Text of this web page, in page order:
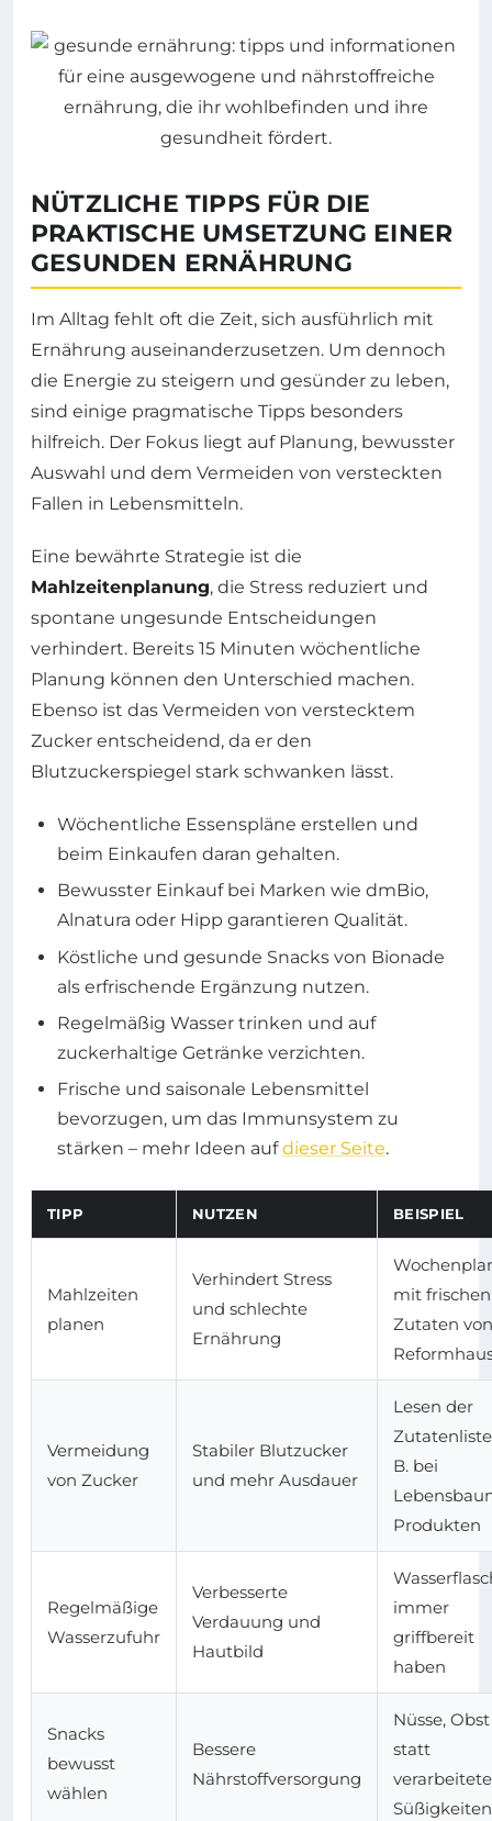
NÜTZLICHE TIPPS FÜR DIE
PRAKTISCHE UMSETZUNG EINER
GESUNDEN ERNÄHRUNG
Im Alltag fehlt oft die Zeit, sich ausführlich mit
Ernährung auseinanderzusetzen. Um dennoch
die Energie zu steigern und gesünder zu leben,
sind einige pragmatische Tipps besonders
hilfreich. Der Fokus liegt auf Planung, bewusster
Auswahl und dem Vermeiden von versteckten
Fallen in Lebensmitteln.
Eine bewährte Strategie ist die
Mahlzeitenplanung, die Stress reduziert und
spontane ungesunde Entscheidungen
verhindert. Bereits 15 Minuten wöchentliche
Planung können den Unterschied machen.
Ebenso ist das Vermeiden von verstecktem
Zucker entscheidend, da er den
Blutzuckerspiegel stark schwanken lässt.
Wöchentliche Essenspläne erstellen und
beim Einkaufen daran gehalten.
Bewusster Einkauf bei Marken wie dmBio,
Alnatura oder Hipp garantieren Qualität.
Köstliche und gesunde Snacks von Bionade
als erfrischende Ergänzung nutzen.
Regelmäßig Wasser trinken und auf
zuckerhaltige Getränke verzichten.
Frische und saisonale Lebensmittel
bevorzugen, um das Immunsystem zu
stärken – mehr Ideen aufdieser Seite.
TIPP NUTZEN BEISPIEL
Mahlzeiten
planen
Verhindert Stress
und schlechte
Ernährung
mit frischen
Zutaten von
Vermeidung
von Zucker
Stabiler Blutzucker
und mehr Ausdauer
Lesen der
B. bei
Produkten
Regelmäßige
Wasserzufuhr
Verbesserte
Verdauung und
Hautbild
immer
griffbereit
haben
Snacks
bewusst
wählen
Bessere
Nährstoffversorgung
Nüsse, Obst
statt
Süßigkeiten